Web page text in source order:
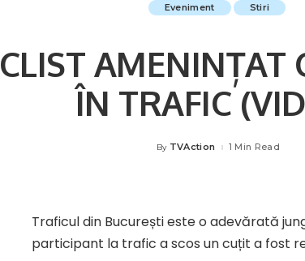
Eveniment Stiri
AMENINȚAT
ÎN TRAFIC
Posted
By TVAction 1 Min Read
Traficul din București este o adevărată
participant la trafic a scos un cuțit a fost